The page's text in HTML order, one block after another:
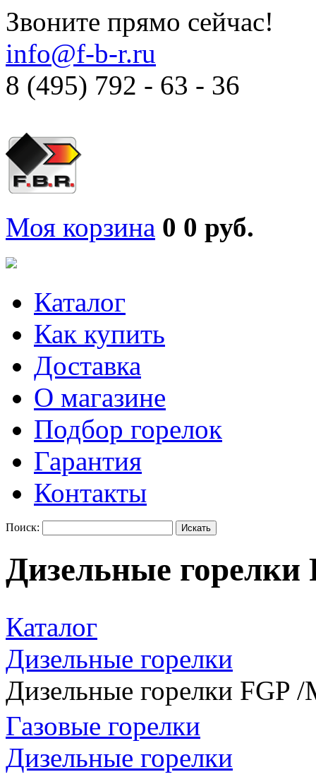
Звоните прямо сейчас!
info@f-b-r.ru
8 (495) 792 - 63 - 36
Моя корзина 0 0 руб.
Каталог
Как купить
Доставка
О магазине
Подбор горелок
Гарантия
Контакты
Поиск:
Дизельные горелки
Каталог
Дизельные горелки
Дизельные горелки FGP /
Газовые горелки
Дизельные горелки